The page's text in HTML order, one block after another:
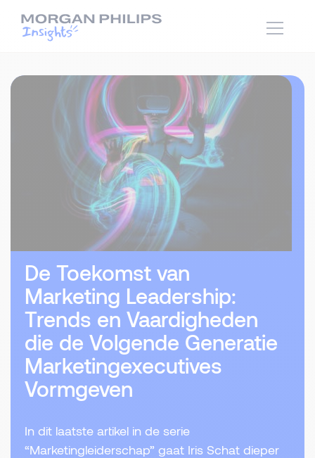
De Toekomst van
Marketing Leadership:
Trends en Vaardigheden
die de Volgende Generatie
Marketingexecutives
Vormgeven
In dit laatste artikel in de serie
“Marketingleiderschap” gaat Iris Schat dieper